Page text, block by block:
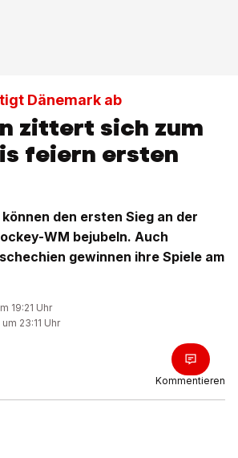
Dänemark ab
zittert sich zum
feiern ersten
den ersten Sieg an der
WM bejubeln. Auch
gewinnen ihre Spiele am
19:21 Uhr
23:11 Uhr
Kommentieren